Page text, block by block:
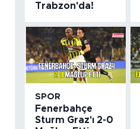
Trabzon'da!
SPOR
Fenerbahçe
Sturm Graz'ı 2-0